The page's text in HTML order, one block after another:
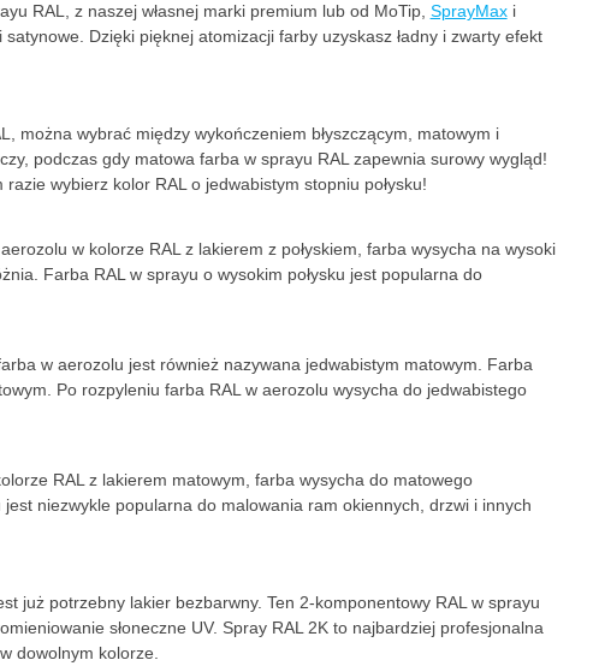
RAL, z naszej własnej marki premium lub od MoTip, SprayMaxi
Dzięki pięknej atomizacji farby uzyskasz ładny i zwarty efekt
można wybrać między wykończeniem błyszczącym, matowym i
podczas gdy matowa farba w sprayu RAL zapewnia surowy wygląd!
wybierz kolor RAL o jedwabistym stopniu połysku!
w kolorze RAL z lakierem z połyskiem, farba wysycha na wysoki
Farba RAL w sprayu o wysokim połysku jest popularna do
w aerozolu jest również nazywana jedwabistym matowym. Farba
Po rozpyleniu farba RAL w aerozolu wysycha do jedwabistego
RAL z lakierem matowym, farba wysycha do matowego
niezwykle popularna do malowania ram okiennych, drzwi i innych
już potrzebny lakier bezbarwny. Ten 2-komponentowy RAL w sprayu
słoneczne UV. Spray RAL 2K to najbardziej profesjonalna
dowolnym kolorze.